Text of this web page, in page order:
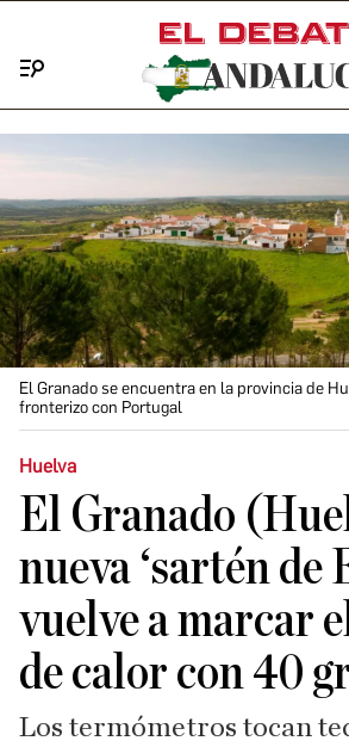
El Granado se encuentra en la provincia de
fronterizo con Portugal
Huelva
El Granado
nueva ‘sartén de
vuelve a marcar
de calor con 40
Los termómetros tocan